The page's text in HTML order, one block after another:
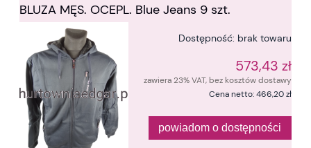
BLUZA MĘS. OCEPL. Blue Jeans 9 szt.
Dostępność: brak towaru
573,43 zł
zawiera 23% VAT, bez kosztów dostawy
Cena netto:466,20 zł
powiadom o dostępności